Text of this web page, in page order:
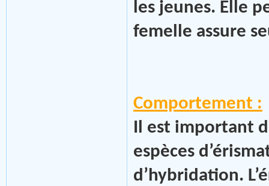
les jeunes. Elle
femelle assure
Comportement :
Il est important
espèces
d’hybridation.